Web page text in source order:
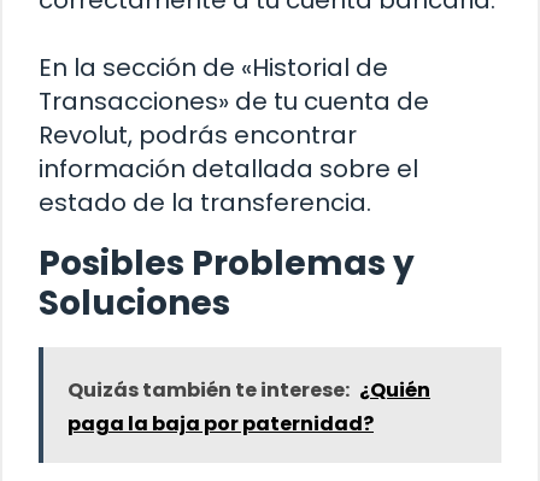
En la sección de «Historial de
Transacciones» de tu cuenta de
Revolut, podrás encontrar
información detallada sobre el
estado de la transferencia.
Posibles Problemas y
Soluciones
Quizás también te interese: ¿Quién
paga la baja por paternidad?